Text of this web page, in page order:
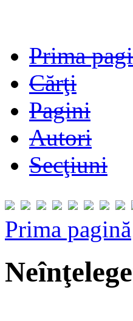
Prima
Cărţi
Pagini
Autori
Secţiuni
Prima pagină